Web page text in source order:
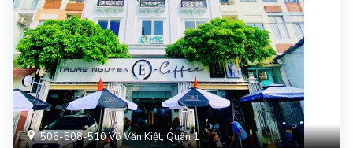
506-508-510 Võ Văn Kiệt, Quận 1